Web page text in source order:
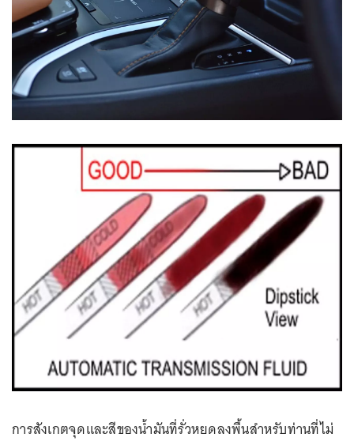
การสังเกตจุดและสีของน้ำมันที่รั่วหยดลงพื้นสำหรับท่านที่ไม่